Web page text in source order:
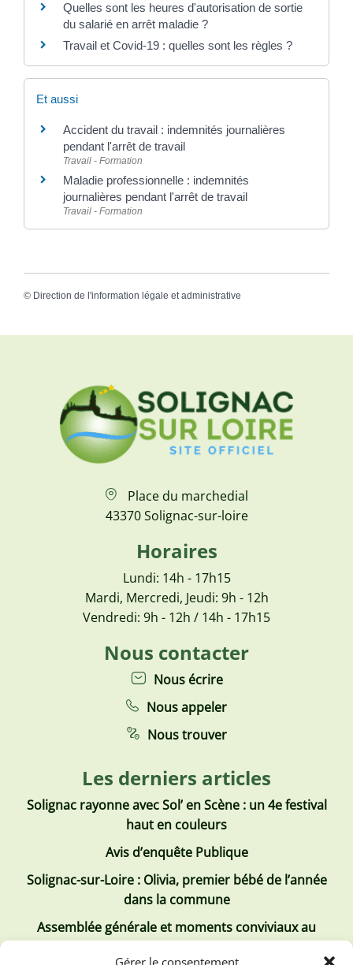
Gérer le consentement
Quelles sont les heures d'autorisation de sortie
du salarié en arrêt maladie ?
Travail et Covid-19 : quelles sont les règles ?
Et aussi
Accident du travail : indemnités journalières
pendant l'arrêt de travail
Travail - Formation
Maladie professionnelle : indemnités
journalières pendant l'arrêt de travail
Travail - Formation
© Direction de l'information légale et administrative
Place du marchedial
43370 Solignac-sur-loire
Horaires
Lundi: 14h - 17h15
Mardi, Mercredi, Jeudi: 9h - 12h
Vendredi: 9h - 12h / 14h - 17h15
Nous contacter
Nous écrire
Nous appeler
Nous trouver
Les derniers articles
Solignac rayonne avec Sol’ en Scène : un 4e festival
haut en couleurs
Avis d’enquête Publique
Solignac-sur-Loire : Olivia, premier bébé de l’année
dans la commune
Assemblée générale et moments conviviaux au